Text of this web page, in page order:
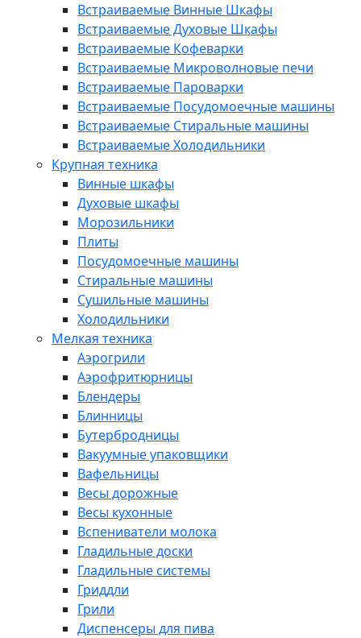
Встраиваемые Винные Шкафы
Встраиваемые Духовые Шкафы
Встраиваемые Кофеварки
Встраиваемые Микроволновые печи
Встраиваемые Пароварки
Встраиваемые Посудомоечные машины
Встраиваемые Стиральные машины
Встраиваемые Холодильники
Крупная техника
Винные шкафы
Духовые шкафы
Морозильники
Плиты
Посудомоечные машины
Стиральные машины
Сушильные машины
Холодильники
Мелкая техника
Аэрогрили
Аэрофритюрницы
Блендеры
Блинницы
Бутербродницы
Вакуумные упаковщики
Вафельницы
Весы дорожные
Весы кухонные
Вспениватели молока
Гладильные доски
Гладильные системы
Гриддли
Грили
Диспенсеры для пива